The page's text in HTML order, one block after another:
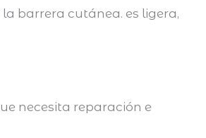
barrera cutánea. es ligera,
necesita reparación e